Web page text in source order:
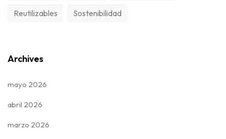
Reutilizables Sostenibilidad
Archives
mayo 2026
abril 2026
marzo 2026